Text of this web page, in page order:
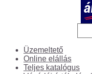
Üzemeltető
Online elállás
Teljes katalógus